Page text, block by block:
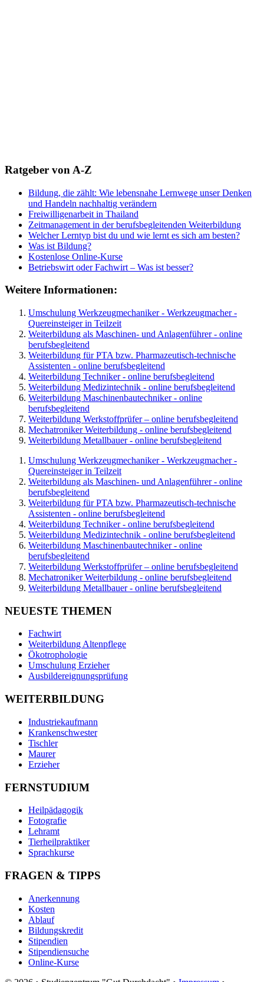
Ratgeber von A-Z
Bildung, die zählt: Wie lebensnahe Lernwege unser Denken
und Handeln nachhaltig verändern
Freiwilligenarbeit in Thailand
Zeitmanagement in der berufsbegleitenden Weiterbildung
Welcher Lerntyp bist du und wie lernt es sich am besten?
Was ist Bildung?
Kostenlose Online-Kurse
Betriebswirt oder Fachwirt – Was ist besser?
Weitere Informationen:
Umschulung Werkzeugmechaniker - Werkzeugmacher -
Quereinsteiger in Teilzeit
Weiterbildung als Maschinen- und Anlagenführer - online
berufsbegleitend
Weiterbildung für PTA bzw. Pharmazeutisch-technische
Assistenten - online berufsbegleitend
Weiterbildung Techniker - online berufsbegleitend
Weiterbildung Medizintechnik - online berufsbegleitend
Weiterbildung Maschinenbautechniker - online
berufsbegleitend
Weiterbildung Werkstoffprüfer – online berufsbegleitend
Mechatroniker Weiterbildung - online berufsbegleitend
Weiterbildung Metallbauer - online berufsbegleitend
Umschulung Werkzeugmechaniker - Werkzeugmacher -
Quereinsteiger in Teilzeit
Weiterbildung als Maschinen- und Anlagenführer - online
berufsbegleitend
Weiterbildung für PTA bzw. Pharmazeutisch-technische
Assistenten - online berufsbegleitend
Weiterbildung Techniker - online berufsbegleitend
Weiterbildung Medizintechnik - online berufsbegleitend
Weiterbildung Maschinenbautechniker - online
berufsbegleitend
Weiterbildung Werkstoffprüfer – online berufsbegleitend
Mechatroniker Weiterbildung - online berufsbegleitend
Weiterbildung Metallbauer - online berufsbegleitend
NEUESTE THEMEN
Fachwirt
Weiterbildung Altenpflege
Ökotrophologie
Umschulung Erzieher
Ausbildereignungsprüfung
WEITERBILDUNG
Industriekaufmann
Krankenschwester
Tischler
Maurer
Erzieher
FERNSTUDIUM
Heilpädagogik
Fotografie
Lehramt
Tierheilpraktiker
Sprachkurse
FRAGEN & TIPPS
Anerkennung
Kosten
Ablauf
Bildungskredit
Stipendien
Stipendiensuche
Online-Kurse